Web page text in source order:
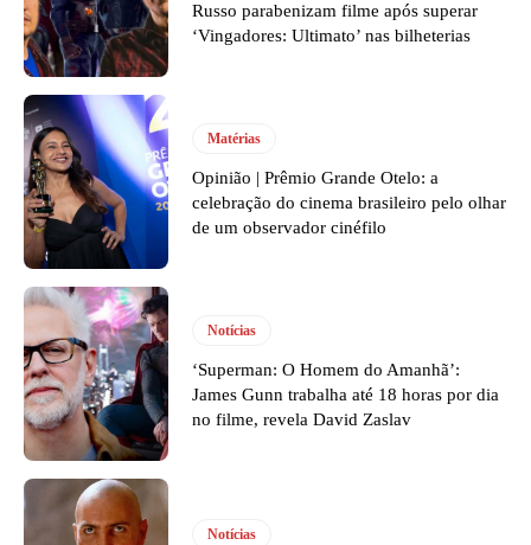
Russo parabenizam filme após superar
‘Vingadores: Ultimato’ nas bilheterias
Matérias
Opinião | Prêmio Grande Otelo: a
celebração do cinema brasileiro pelo olhar
de um observador cinéfilo
Notícias
‘Superman: O Homem do Amanhã’:
James Gunn trabalha até 18 horas por dia
no filme, revela David Zaslav
Notícias